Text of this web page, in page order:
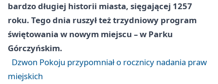
bardzo długiej historii miasta, sięgającej 1257
roku. Tego dnia ruszył też trzydniowy program
świętowania w nowym miejscu – w Parku
Górczyńskim.
Dzwon Pokoju przypomniał o rocznicy nadania praw
miejskich